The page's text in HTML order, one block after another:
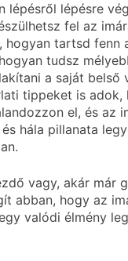
lépésről lépésre
fel az
hogyan tartsd fenn
tudsz
a saját belső
tippeket is adok,
el, és az
hála pillanata
vagy, akár már
abban, hogy az
valódi élmény